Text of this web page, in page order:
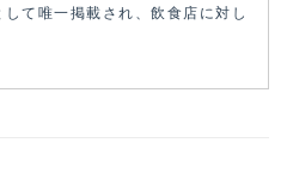
て唯一掲載され、飲食店に対し